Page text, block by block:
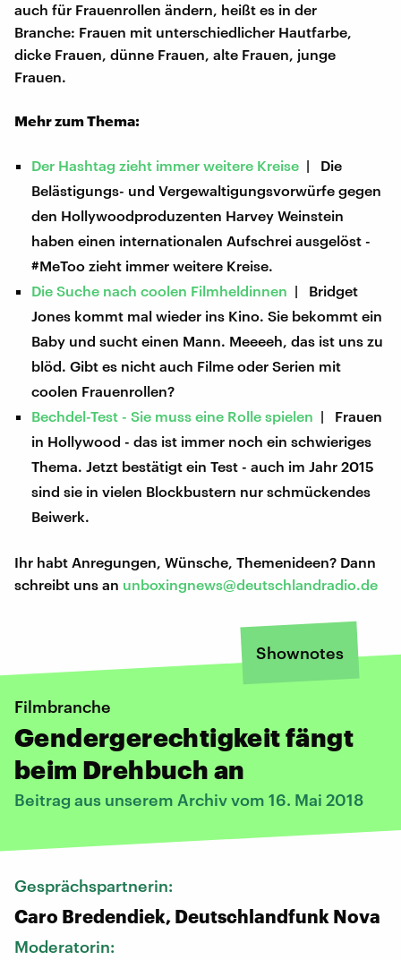
auch für Frauenrollen ändern, heißt es in der
Branche: Frauen mit unterschiedlicher Hautfarbe,
dicke Frauen, dünne Frauen, alte Frauen, junge
Frauen.
Mehr zum Thema:
Der Hashtag zieht immer weitere Kreise | Die
Belästigungs- und Vergewaltigungsvorwürfe gegen
den Hollywoodproduzenten Harvey Weinstein
haben einen internationalen Aufschrei ausgelöst -
#MeToo zieht immer weitere Kreise.
Die Suche nach coolen Filmheldinnen | Bridget
Jones kommt mal wieder ins Kino. Sie bekommt ein
Baby und sucht einen Mann. Meeeeh, das ist uns zu
blöd. Gibt es nicht auch Filme oder Serien mit
coolen Frauenrollen?
Bechdel-Test - Sie muss eine Rolle spielen | Frauen
in Hollywood - das ist immer noch ein schwieriges
Thema. Jetzt bestätigt ein Test - auch im Jahr 2015
sind sie in vielen Blockbustern nur schmückendes
Beiwerk.
Ihr habt Anregungen, Wünsche, Themenideen? Dann
schreibt uns an unboxingnews@deutschlandradio.de
Shownotes
Filmbranche
Gendergerechtigkeit fängt
beim Drehbuch an
Beitrag aus unserem Archiv vom 16. Mai 2018
Gesprächspartnerin:
Caro Bredendiek, Deutschlandfunk Nova
Moderatorin: